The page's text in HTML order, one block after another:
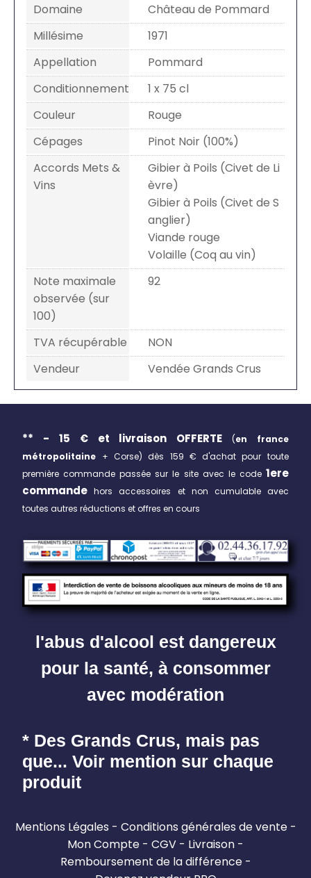
Domaine
Château de Pommard
Millésime
1971
Appellation
Pommard
Conditionnement
1 x 75 cl
Couleur
Rouge
Cépages
Pinot Noir (100%)
Accords Mets &
Vins
Gibier à Poils (Civet de Li
èvre)
Gibier à Poils (Civet de S
anglier)
Viande rouge
Volaille (Coq au vin)
Note maximale
observée (sur
100)
92
TVA récupérable
NON
Vendeur
Vendée Grands Crus
** - 15 € et livraison OFFERTE (en france
métropolitaine + Corse) dès 159 € d'achat pour toute
première commande passée sur le site avec le code 1ere
commande hors accessoires et non cumulable avec
toutes autres réductions et offres en cours
l'abus d'alcool est dangereux
pour la santé, à consommer
avec modération
* Des Grands Crus, mais pas
que... Voir mention sur chaque
produit
Mentions Légales
Conditions générales de vente
Mon Compte
CGV
Livraison
Remboursement de la différence